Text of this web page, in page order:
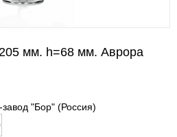
мм. h=68 мм. Аврора
"Бор" (Россия)